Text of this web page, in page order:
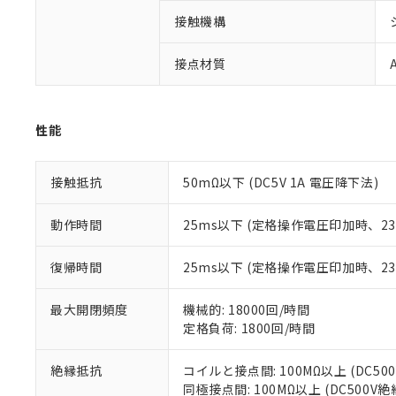
接触機構
接点材質
性能
接触抵抗 50mΩ以下 (DC5V 1A 電圧降下法)
動作時間 25ms以下 (定格操作電圧印加時、
復帰時間 25ms以下 (定格操作電圧印加時、
最大開閉頻度
機械的: 18000回/時間
定格負荷: 1800回/時間
絶縁抵抗
コイルと接点間: 100MΩ以上
同極接点間: 100MΩ以上 (DC500V絶
本サービス
のであり、
い。
正式な納期
オムロン制御
在庫状況お
す。
マイパーツ
さい。
※当社の共同
仕入先様の事情
*EU RoHS指令（10物質
フタル酸エステル類の
※2 対応予定月
部品在庫の切り替
※3 非含有証明
下記の非含有証明
※1 中国
「○」：最大均質
Cr(Ⅵ)(六価クロム) :
DEHP(フタル酸ビス(2-
※2 環境保護使用
「ｅ」：有害物質
「10」：通常の使
味します。
「－」：未確認で
当社は、こ
ます。
当社は貴社
当社は、貴
また当社は
一定数以
一定数
在庫な
機器販
空
白